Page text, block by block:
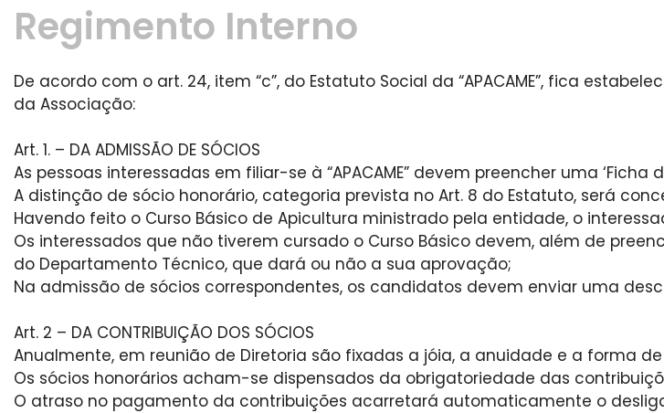
Regimento Interno
De acordo com o art. 24, item “c”, do Estatuto Social da “APACAME”, fica
da Associação:
Art. 1. – DA ADMISSÃO DE SÓCIOS
As pessoas interessadas em filiar-se à “APACAME” devem preencher uma
A distinção de sócio honorário, categoria prevista no Art. 8 do Estatuto, será
Havendo feito o Curso Básico de Apicultura ministrado pela entidade, o
Os interessados que não tiverem cursado o Curso Básico devem, além de
do Departamento Técnico, que dará ou não a sua aprovação;
Na admissão de sócios correspondentes, os candidatos devem enviar uma
Art. 2 – DA CONTRIBUIÇÃO DOS SÓCIOS
Anualmente, em reunião de Diretoria são fixadas a jóia, a anuidade e a forma
Os sócios honorários acham-se dispensados da obrigatoriedade das
O atraso no pagamento da contribuições acarretará automaticamente o